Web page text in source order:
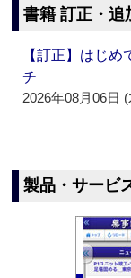
書籍 訂正・追
【訂正】はじ
チ
2026年08月06日 (
製品・サービ